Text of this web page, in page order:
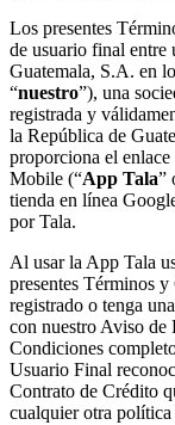
Los presentes
de usuario final entre
Guatemala, S.A. en
“nuestro”), una
registrada y
la República de
proporciona el
Mobile (“App Tala”
tienda en línea
por Tala.
Al usar la App Tala
presentes Términos
registrado o tenga
con nuestro Aviso de
Condiciones
Usuario Final
Contrato de Crédito
cualquier otra